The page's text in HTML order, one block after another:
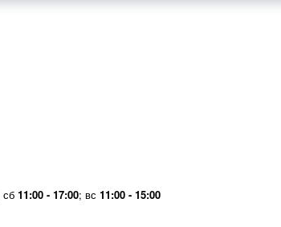
сб 11:00 - 17:00; вс 11:00 - 15:00